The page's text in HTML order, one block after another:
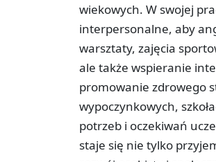
wiekowych. W swojej
interpersonalne, aby
warsztaty, zajęcia
ale także wspieranie
promowanie zdrowego
wypoczynkowych,
potrzeb i oczekiwań
staje się nie tylko